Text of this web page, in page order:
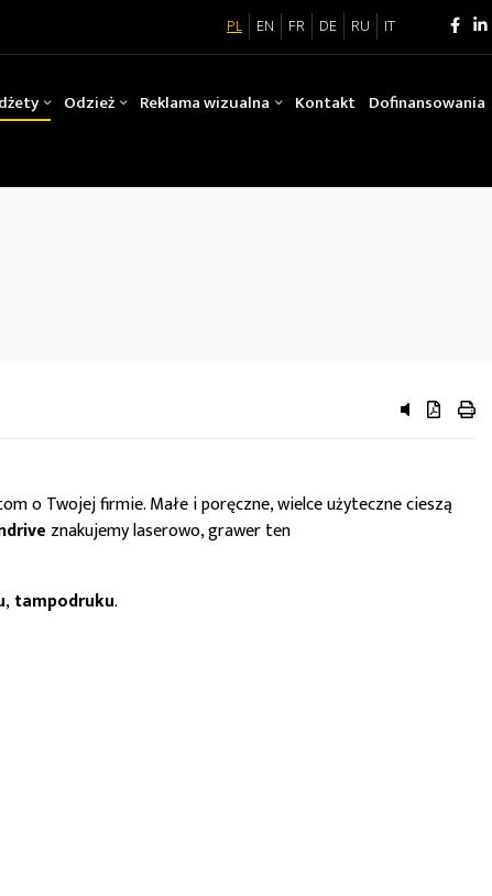
PL EN FR DE RU IT
Odzież Reklama wizualna Kontakt Dofinansowania
przycisk
o Twojej firmie. Małe i poręczne, wielce użyteczne cieszą
znakujemy laserowo, grawer ten
,tampodruku.